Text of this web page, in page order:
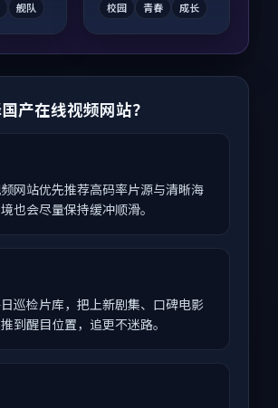
舰队 校园 青春 成长
产在线视频网站？
网站优先推荐高码率片源与清晰海
也会尽量保持缓冲顺滑。
巡检片库，把上新剧集、口碑电影
到醒目位置，追更不迷路。